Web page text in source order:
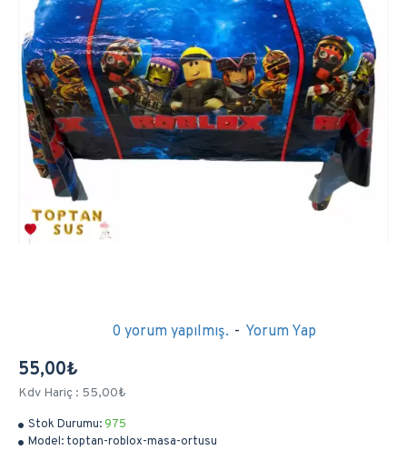
Stok Durumu: 975
Model: toptan-roblox-masa-ortusu
0 yorum yapılmış. - Yorum Yap
55,00₺
Kdv Hariç : 55,00₺